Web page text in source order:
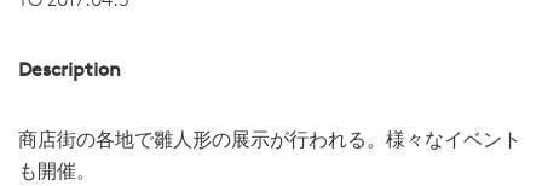
Description
商店街の各地で雛人形の展示が行われる。様々なイベント
も開催。